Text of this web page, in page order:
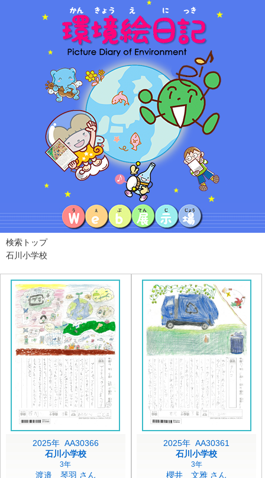
検索トップ
石川小学校
2025年 AA30366
石川小学校
3年
渡邉 琴羽 さん
2025年 AA30361
石川小学校
3年
櫻井 文雅 さん